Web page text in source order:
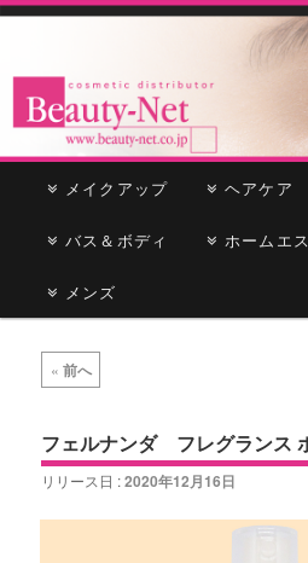
Beauty-Net
cosmetic distributor
ー
メ
イ
ン
テ
サ
ブ
コ
ン
メイクアップ ヘアケア
バス＆ボディ ホームエ
メンズ
稿
ビ
ゲ
ー
シ
« 前へ
フェルナンダ フレグランス
リリース日 :2020年12月16日